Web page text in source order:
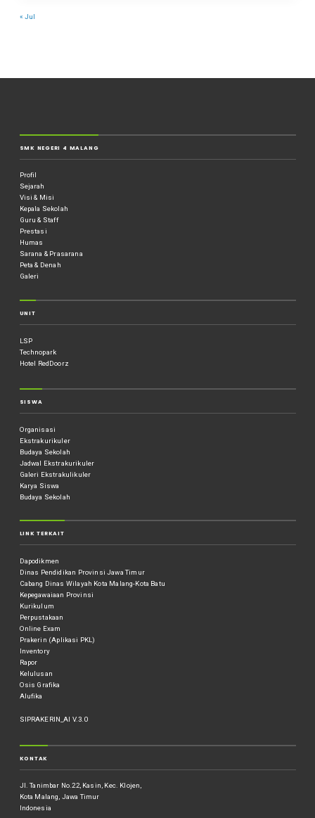
« Jul
SMK NEGERI 4 MALANG
Profil
Sejarah
Visi & Misi
Kepala Sekolah
Guru & Staff
Prestasi
Humas
Sarana & Prasarana
Peta & Denah
Galeri
UNIT
LSP
Technopark
Hotel RedDoorz
SISWA
Organisasi
Ekstrakurikuler
Budaya Sekolah
Jadwal Ekstrakurikuler
Galeri Ekstrakulikuler
Karya Siswa
Budaya Sekolah
LINK TERKAIT
Dapodikmen
Dinas Pendidikan Provinsi Jawa Timur
Cabang Dinas Wilayah Kota Malang-Kota Batu
Kepegawaiaan Provinsi
Kurikulum
Perpustakaan
Online Exam
Prakerin (Aplikasi PKL)
Inventory
Rapor
Kelulusan
Osis Grafika
Alufika
SIPRAKERIN_AI V.3.0
KONTAK
Jl. Tanimbar No.22, Kasin, Kec. Klojen,
Kota Malang, Jawa Timur
Indonesia